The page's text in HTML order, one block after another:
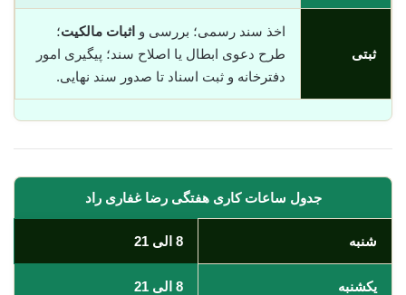
ثبتی
اخذ سند رسمی؛ بررسی و اثبات مالکیت؛
طرح دعوی ابطال یا اصلاح سند؛ پیگیری امور
دفترخانه و ثبت اسناد تا صدور سند نهایی.
جدول ساعات کاری هفتگی رضا غفاری راد
شنبه 8 الی 21
یکشنبه 8 الی 21